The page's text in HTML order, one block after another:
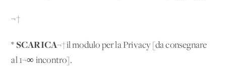
¬†
* SCARICA¬†il modulo per la Privacy [da consegnare
al 1¬∞ incontro].